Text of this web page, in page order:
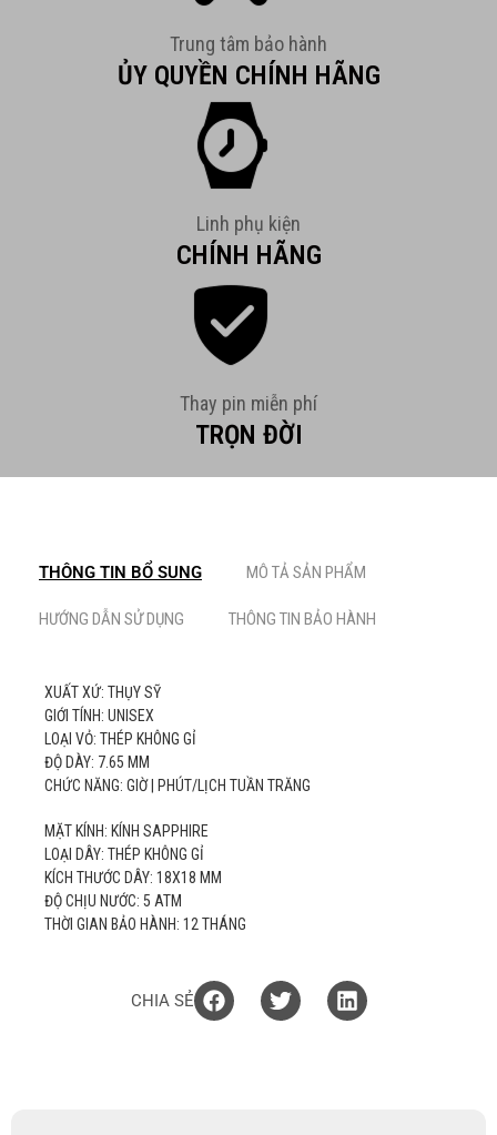
Trung tâm bảo hành
ỦY QUYỀN CHÍNH HÃNG
Linh phụ kiện
CHÍNH HÃNG
Thay pin miễn phí
TRỌN ĐỜI
THÔNG TIN BỔ SUNG MÔ TẢ SẢN PHẨM
HƯỚNG DẪN SỬ DỤNG THÔNG TIN BẢO HÀNH
XUẤT XỨ: THỤY SỸ
GIỚI TÍNH: UNISEX
LOẠI VỎ: THÉP KHÔNG GỈ
ĐỘ DÀY: 7.65 MM
CHỨC NĂNG: GIỜ | PHÚT/LỊCH TUẦN TRĂNG
MẶT KÍNH: KÍNH SAPPHIRE
LOẠI DÂY: THÉP KHÔNG GỈ
KÍCH THƯỚC DÂY: 18X18 MM
ĐỘ CHỊU NƯỚC: 5 ATM
THỜI GIAN BẢO HÀNH: 12 THÁNG
CHIA SẺ